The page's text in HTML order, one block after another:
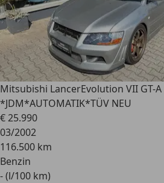
Mitsubishi LancerEvolution VII GT-A
*JDM*AUTOMATIK*TÜV NEU
€ 25.990
03/2002
116.500 km
Benzin
- (l/100 km)